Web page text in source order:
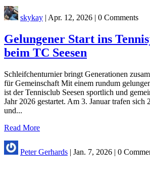
skykay | Apr. 12, 2026 | 0 Comments
Gelungener Start ins
beim TC Seesen
Schleifchenturnier bringt Generationen
für Gemeinschaft Mit einem rundum
ist der Tennisclub Seesen sportlich und
Jahr 2026 gestartet. Am 3. Januar trafen sich
und...
Read More
Peter Gerhards | Jan. 7, 2026 | 0